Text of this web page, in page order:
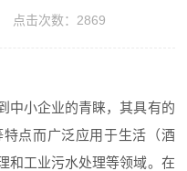
点击次数：2869
中小企业的青睐，其具有的
点而广泛应用于生活（酒
和工业污水处理等领域。在